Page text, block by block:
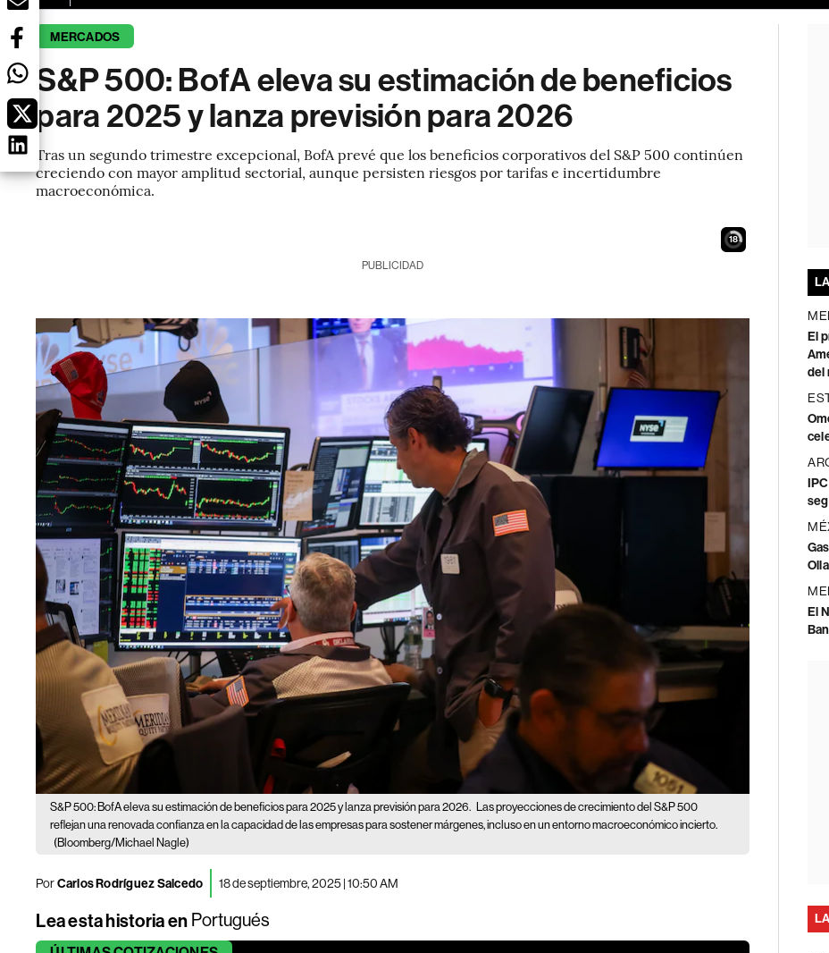
MERCADOS
S&P 500: BofA eleva su estimación de beneficios
para 2025 y lanza previsión para 2026
Tras un segundo trimestre excepcional, BofA prevé que los beneficios corporativos del S&P 500 continúen
creciendo con mayor amplitud sectorial, aunque persisten riesgos por tarifas e incertidumbre
macroeconómica.
17
PUBLICIDAD
S&P 500: BofA eleva su estimación de beneficios para 2025 y lanza previsión para 2026. Las proyecciones de crecimiento del S&P 500
reflejan una renovada confianza en la capacidad de las empresas para sostener márgenes, incluso en un entorno macroeconómico incierto.
(Bloomberg/Michael Nagle)
PorCarlos Rodríguez Salcedo 18 de septiembre, 2025 | 10:50 AM
Lea esta historia en Portugués
El
del
El